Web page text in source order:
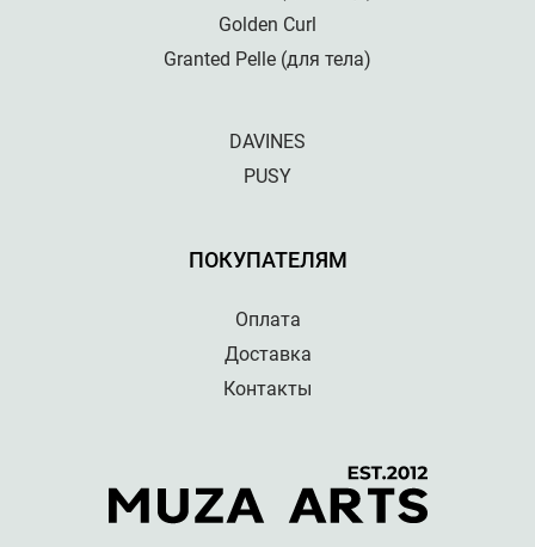
Golden Curl
Granted Pelle (для тела)
DAVINES
PUSY
ПОКУПАТЕЛЯМ
Оплата
Доставка
Контакты